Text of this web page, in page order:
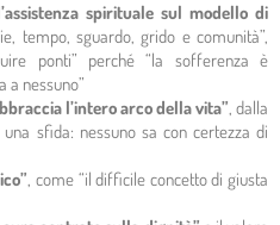
spirituale sul modello di
tempo, sguardo, grido e comunità”,
ponti” perché “la sofferenza è
a nessuno”
l’intero arco della vita”, dalla
sfida: nessuno sa con certezza di
, come “il difficile concetto di giusta